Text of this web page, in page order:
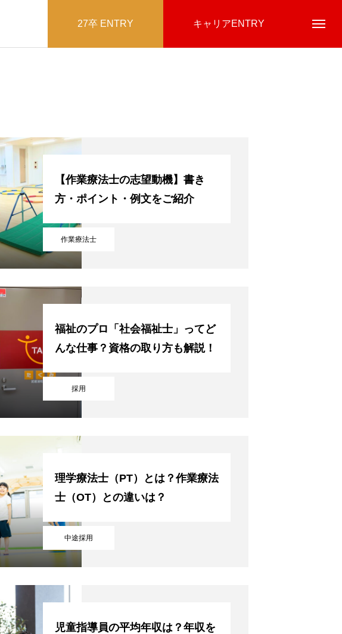
27卒 ENTRY キャリアENTRY
作業療法士
【作業療法士の志望動機】書き
方・ポイント・例文をご紹介
採用
福祉のプロ「社会福祉士」ってど
んな仕事？資格の取り方も解説！
中途採用
理学療法士（PT）とは？作業療法
士（OT）との違いは？
児童指導員の平均年収は？年収を